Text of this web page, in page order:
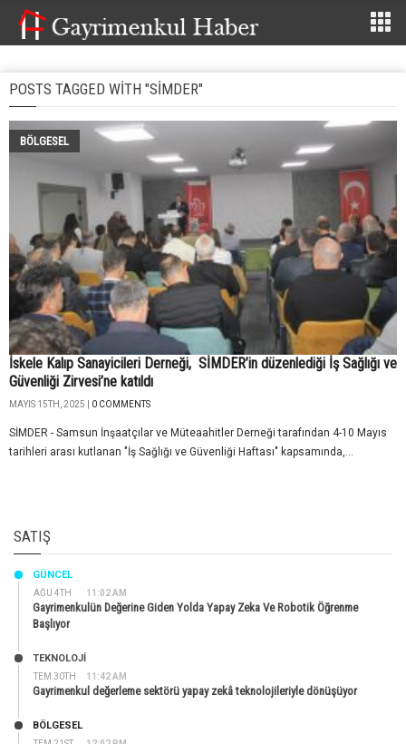
POSTS TAGGED WITH "SİMDER"
BÖLGESEL
İskele Kalıp Sanayicileri Derneği, SİMDER’in düzenlediği İş Sağlığı ve
Güvenliği Zirvesi’ne katıldı
MAYIS 15TH, 2025 | 0 COMMENTS
SİMDER - Samsun İnşaatçılar ve Müteaahitler Derneği tarafından 4-10 Mayıs
tarihleri arası kutlanan "İş Sağlığı ve Güvenliği Haftası" kapsamında,...
SATIŞ
AĞU 4TH 11:02 AM
GÜNCEL
Gayrimenkulün Değerine Giden Yolda Yapay Zeka Ve Robotik Öğrenme
Başlıyor
TEM 30TH 11:42 AM
TEKNOLOJİ
Gayrimenkul değerleme sektörü yapay zekâ teknolojileriyle dönüşüyor
BÖLGESEL